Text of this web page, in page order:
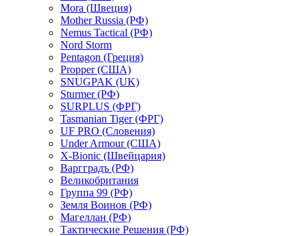
Mora (Швеция)
Mother Russia (РФ)
Nemus Tactical (РФ)
Nord Storm
Pentagon (Греция)
Propper (США)
SNUGPAK (UK)
Sturmer (РФ)
SURPLUS (ФРГ)
Tasmanian Tiger (ФРГ)
UF PRO (Словения)
Under Armour (США)
X-Bionic (Швейцария)
Варгградъ (РФ)
Великобритания
Группа 99 (РФ)
Земля Воинов (РФ)
Магеллан (РФ)
Тактические Решения (РФ)